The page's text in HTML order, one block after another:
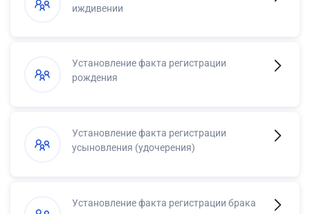
иждивении
Установление факта регистрации
рождения
Установление факта регистрации
усыновления (удочерения)
Установление факта регистрации брака